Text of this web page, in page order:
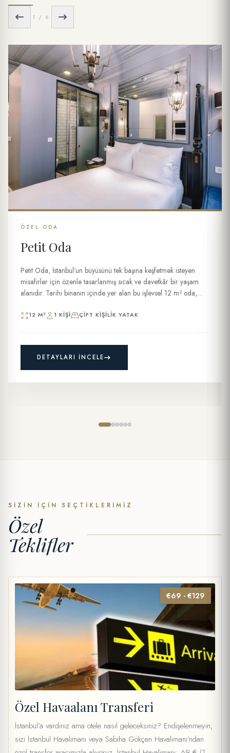
1 / 6
ÖZEL ODA
Petit Oda
Petit Oda, İstanbul’un büyüsünü tek başına keşfetmek isteyen
misafirler için özenle tasarlanmış sıcak ve davetkâr bir yaşam
alanıdır. Tarihi binanın içinde yer alan bu işlevsel 12 m² oda,
12 M² 1 KIŞI ÇIFT KIŞILIK YATAK
DETAYLARI İNCELE
SIZIN İÇIN SEÇTIKLERIMIZ
Özel
Teklifler
€69 - €129
Özel Havaalanı Transferi
İstanbul’a vardınız ama otele nasıl geleceksiniz? Endişelenmeyin,
sizi İstanbul Havalimanı veya Sabiha Gökçen Havalimanı’ndan